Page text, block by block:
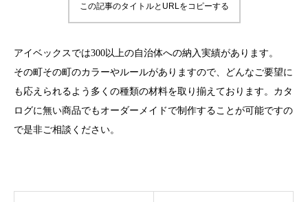
この記事のタイトルとURLをコピーする
アイベックスでは300以上の自治体への納入実績があります。
その町その町のカラーやルールがありますので、どんなご要望に
も応えられるよう多くの種類の材料を取り揃えております。カタ
ログに無い商品でもオーダーメイドで制作することが可能ですの
で是非ご相談ください。